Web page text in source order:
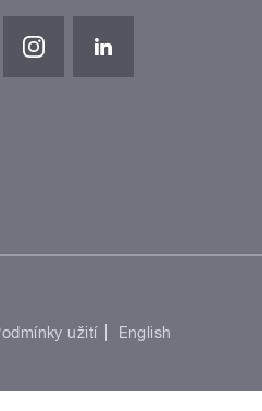
užití
English